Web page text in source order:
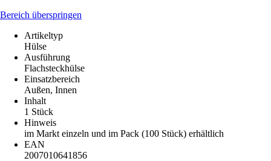
Bereich überspringen
Artikeltyp
Hülse
Ausführung
Flachsteckhülse
Einsatzbereich
Außen, Innen
Inhalt
1 Stück
Hinweis
im Markt einzeln und im Pack (100 Stück) erhältlich
EAN
2007010641856